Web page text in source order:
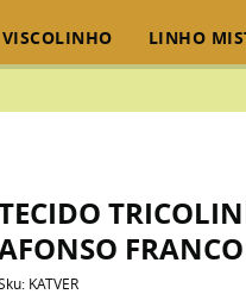
VISCOLINHO LINHO
FRANCO
KATVER